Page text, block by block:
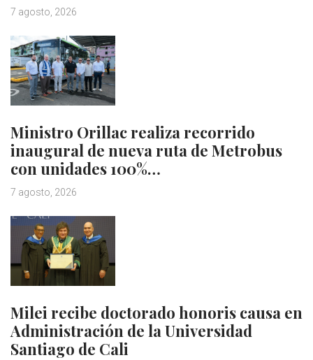
7 agosto, 2026
Ministro Orillac realiza recorrido
inaugural de nueva ruta de Metrobus
con unidades 100%…
7 agosto, 2026
Milei recibe doctorado honoris causa en
Administración de la Universidad
Santiago de Cali